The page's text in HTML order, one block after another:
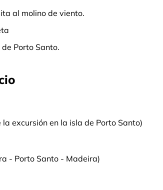
al molino de viento.
Porto Santo.
excursión en la isla de Porto Santo)
- Porto Santo - Madeira)